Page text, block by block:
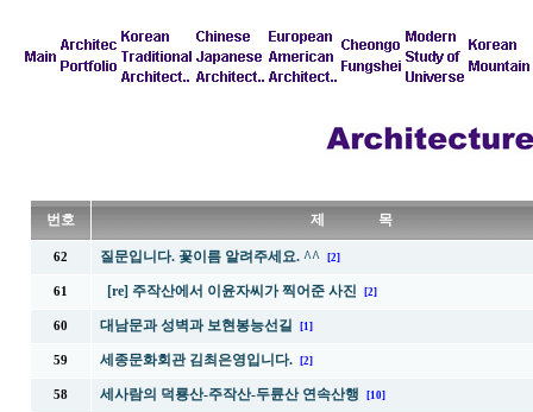
번호 제 목
62 질문입니다. 꽃이름 알려주세요. ^^ [2]
61 [re] 주작산에서 이윤자씨가 찍어준 사진 [2]
60 대남문과 성벽과 보현봉능선길 [1]
59 세종문화회관 김최은영입니다. [2]
58 세사람의 덕룡산-주작산-두륜산 연속산행 [10]